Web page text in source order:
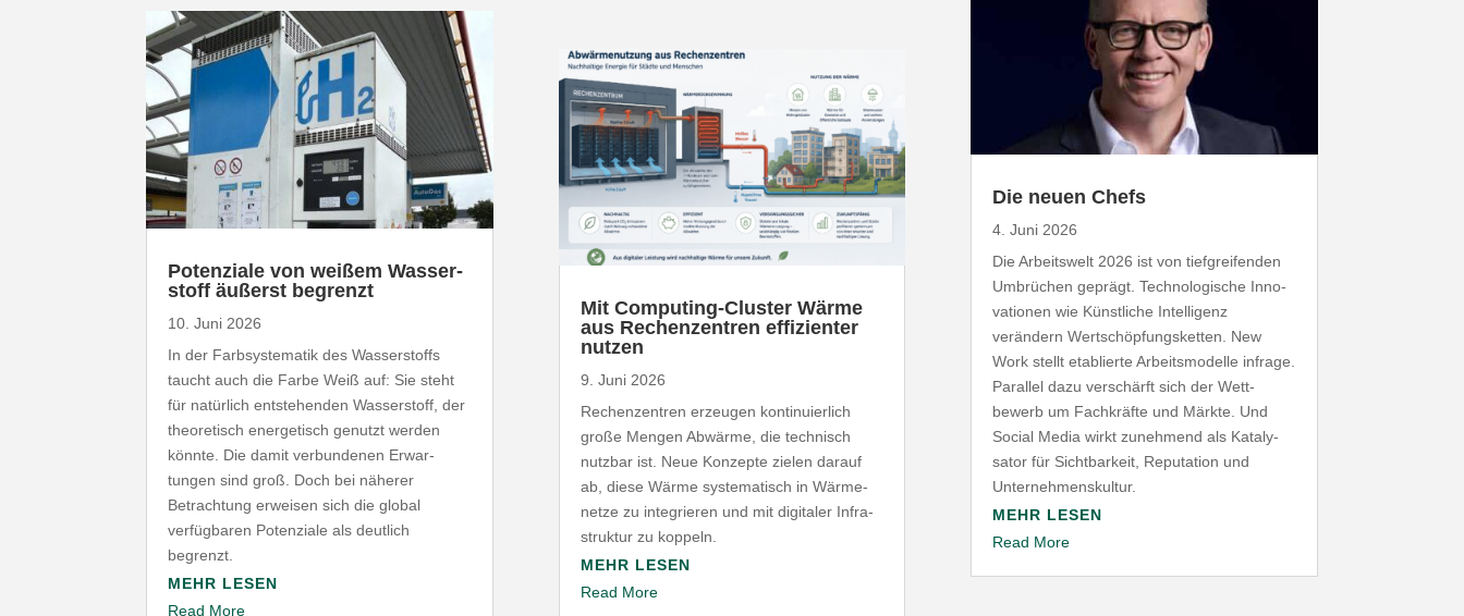
Poten­ziale von weißem Wasser­
stoff äußerst begrenzt
10. Juni 2026
In der Farb­sys­te­matik des Wasser­stoffs
taucht auch die Farbe Weiß auf: Sie steht
für natürlich entste­henden Wasser­stoff, der
theo­re­tisch ener­ge­tisch genutzt werden
könnte. Die damit verbun­denen Erwar­
tungen sind groß. Doch bei näherer
Betrachtung erweisen sich die global
verfüg­baren Poten­ziale als deutlich
begrenzt.
MEHR LESEN
Read More
Mit Computing-​Cluster Wärme
aus Rechen­zentren effi­zi­enter
nutzen
9. Juni 2026
Rechen­zentren erzeugen konti­nu­ierlich
große Mengen Abwärme, die technisch
nutzbar ist. Neue Konzepte zielen darauf
ab, diese Wärme syste­ma­tisch in Wärme­
netze zu inte­grieren und mit digitaler Infra­
struktur zu koppeln.
MEHR LESEN
Read More
Die neuen Chefs
4. Juni 2026
Die Arbeitswelt 2026 ist von tief­grei­fenden
Umbrüchen geprägt. Tech­no­lo­gische Inno­
va­tionen wie Künst­liche Intel­ligenz
verändern Wert­schöp­fungs­ketten. New
Work stellt etablierte Arbeits­mo­delle infrage.
Parallel dazu verschärft sich der Wett­
bewerb um Fach­kräfte und Märkte. Und
Social Media wirkt zunehmend als Kata­ly­
sator für Sicht­barkeit, Repu­tation und
Unternehmenskultur.
MEHR LESEN
Read More